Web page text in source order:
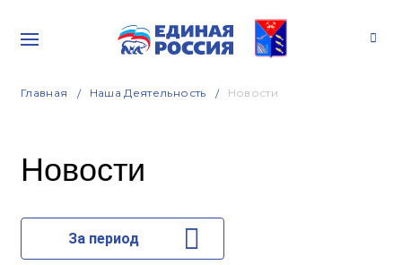
Главная Наша Деятельность Новости
Новости
За период